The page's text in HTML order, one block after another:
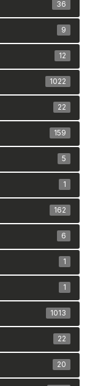
36
9
12
1022
22
159
5
1
162
6
1
1
1013
22
20